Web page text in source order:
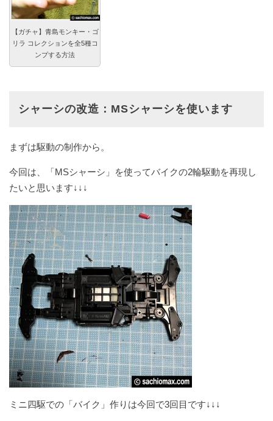
【ガチャ】青島モンキー・ゴ
リラ コレクションを全5種コ
ンプする方法
シャーシの改造：MSシャーシを使います
まずは駆動の制作から。
今回は、「MSシャーシ」を使ってバイクの2輪駆動を再現し
たいと思います↓↓↓
ミニ四駆での「バイク」作りは今回で3回目です↓↓↓